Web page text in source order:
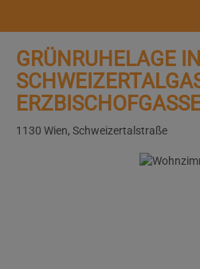
GRÜNRUHELAGE
1130 Wien, Schweizertalstraße